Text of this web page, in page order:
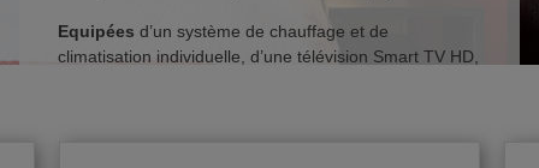
HCP – Strokes WHS
Equipées d’un système de chauffage et de
climatisation individuelle, d’une télévision Smart TV HD,